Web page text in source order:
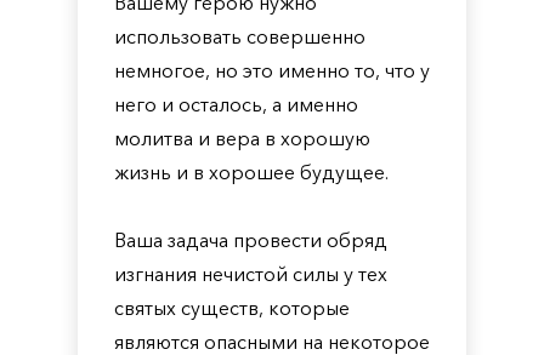
использовать совершенно
немногое, но это именно то, что у
него и осталось, а именно
молитва и вера в хорошую
жизнь и в хорошее будущее.
Ваша задача провести обряд
изгнания нечистой силы у тех
святых существ, которые
являются опасными на некоторое